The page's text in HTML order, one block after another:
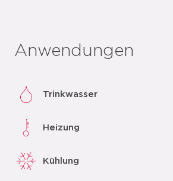
Anwendungen
Trinkwasser
Heizung
Kühlung